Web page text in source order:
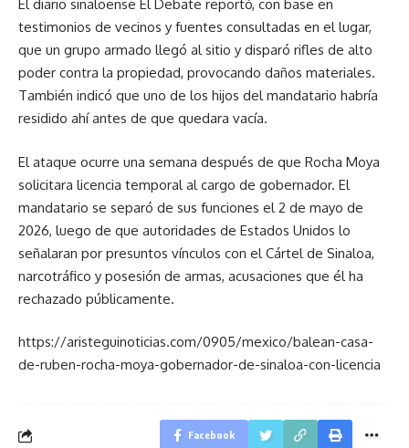
El diario sinaloense El Debate reportó, con base en
testimonios de vecinos y fuentes consultadas en el lugar,
que un grupo armado llegó al sitio y disparó rifles de alto
poder contra la propiedad, provocando daños materiales.
También indicó que uno de los hijos del mandatario habría
residido ahí antes de que quedara vacía.
El ataque ocurre una semana después de que Rocha Moya
solicitara licencia temporal al cargo de gobernador. El
mandatario se separó de sus funciones el 2 de mayo de
2026, luego de que autoridades de Estados Unidos lo
señalaran por presuntos vínculos con el Cártel de Sinaloa,
narcotráfico y posesión de armas, acusaciones que él ha
rechazado públicamente.
https://aristeguinoticias.com/0905/mexico/balean-casa-
de-ruben-rocha-moya-gobernador-de-sinaloa-con-licencia
Facebook